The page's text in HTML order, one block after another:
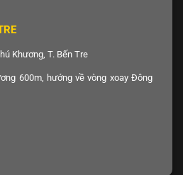
Khương, T. Bến Tre
600m, hướng về vòng xoay Đông